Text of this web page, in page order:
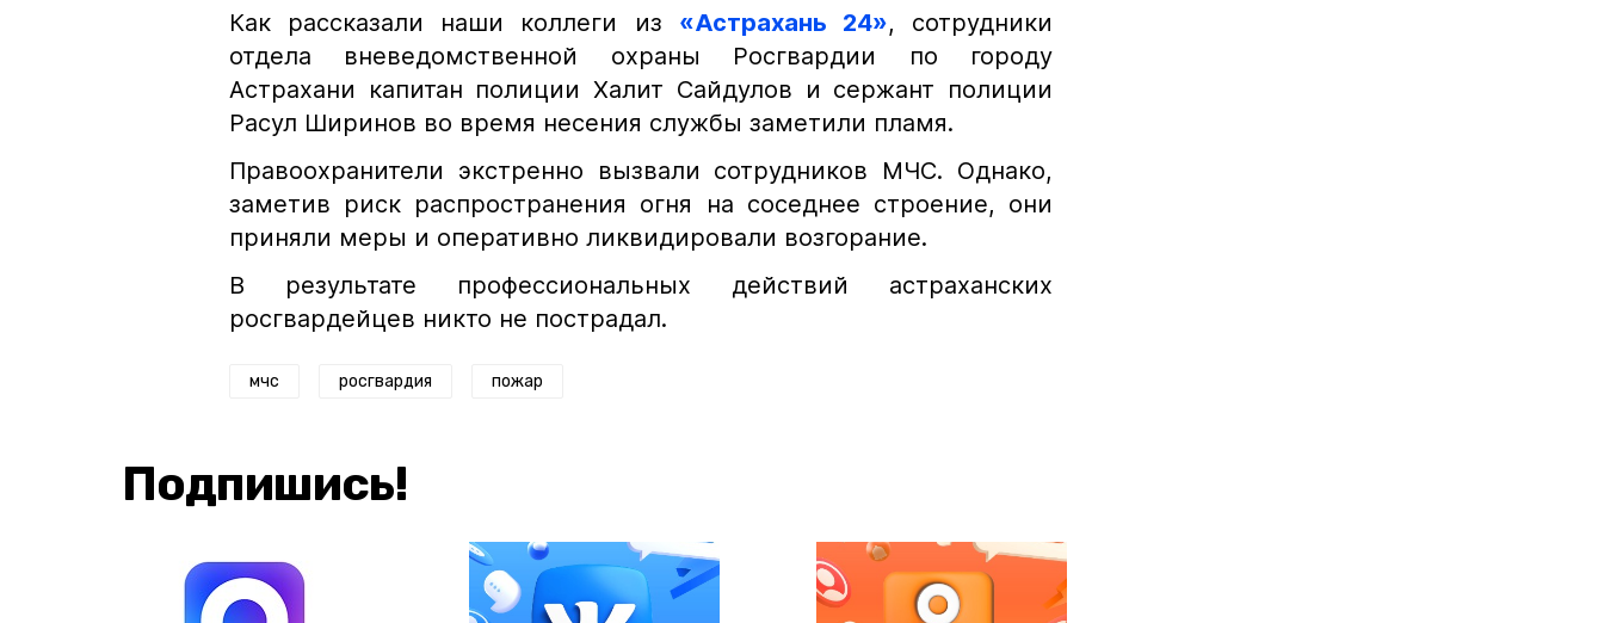
Как рассказали наши коллеги из «Астрахань 24», сотрудники
отдела вневедомственной охраны Росгвардии по городу
Астрахани капитан полиции Халит Сайдулов и сержант полиции
Расул Ширинов во время несения службы заметили пламя.
Правоохранители экстренно вызвали сотрудников МЧС. Однако,
заметив риск распространения огня на соседнее строение, они
приняли меры и оперативно ликвидировали возгорание.
В результате профессиональных действий астраханских
росгвардейцев никто не пострадал.
мчс росгвардия пожар
Подпишись!